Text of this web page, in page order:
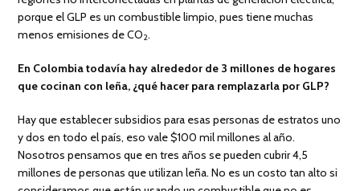
porque el GLP es un combustible limpio, pues tiene muchas
menos emisiones de CO2.
En Colombia todavía hay alrededor de 3 millones de hogares
que cocinan con leña, ¿qué hacer para remplazarla por GLP?
Hay que establecer subsidios para esas personas de estratos uno
y dos en todo el país, eso vale $100 mil millones al año.
Nosotros pensamos que en tres años se pueden cubrir 4,5
millones de personas que utilizan leña. No es un costo tan alto si